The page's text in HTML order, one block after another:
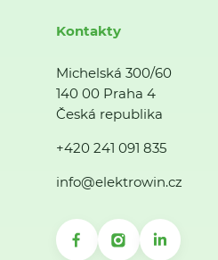
Kontakty
Michelská 300/60
140 00 Praha 4
Česká republika
+420 241 091 835
info@elektrowin.cz